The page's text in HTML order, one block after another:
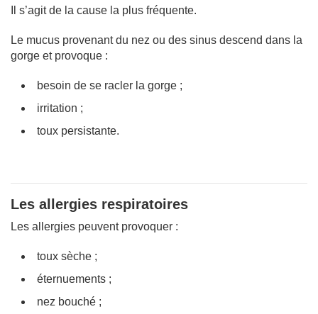
Il s’agit de la cause la plus fréquente.
Le mucus provenant du nez ou des sinus descend dans la
gorge et provoque :
besoin de se racler la gorge ;
irritation ;
toux persistante.
Les allergies respiratoires
Les allergies peuvent provoquer :
toux sèche ;
éternuements ;
nez bouché ;